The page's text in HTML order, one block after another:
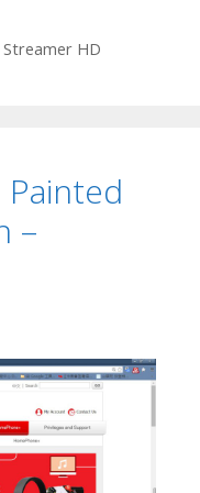
Streamer HD
–